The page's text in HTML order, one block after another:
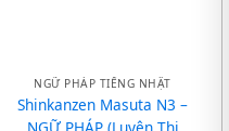
NGỮ PHÁP TIẾNG NHẬT
Shinkanzen Masuta N3 –
NGỮ PHÁP (Luyện Thi